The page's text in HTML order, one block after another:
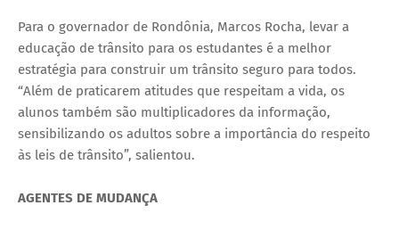
Para o governador de Rondônia, Marcos Rocha, levar a
educação de trânsito para os estudantes é a melhor
estratégia para construir um trânsito seguro para todos.
“Além de praticarem atitudes que respeitam a vida, os
alunos também são multiplicadores da informação,
sensibilizando os adultos sobre a importância do respeito
às leis de trânsito”, salientou.
AGENTES DE MUDANÇA